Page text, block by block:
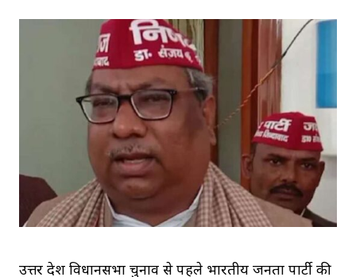
उत्तर प्रदेश विधानसभा चुनाव से पहले भारतीय जनता पार्टी की